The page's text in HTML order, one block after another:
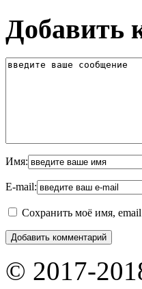
Добавить
Имя:
E-mail:
Сохранить моё имя,
© 2017-